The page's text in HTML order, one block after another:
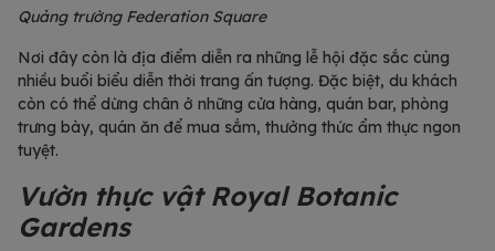
Quảng trường Federation Square
Nơi đây còn là địa điểm diễn ra những lễ hội đặc sắc cùng
nhiều buổi biểu diễn thời trang ấn tượng. Đặc biệt, du khách
còn có thể dừng chân ở những cửa hàng, quán bar, phòng
trưng bày, quán ăn để mua sắm, thưởng thức ẩm thực ngon
tuyệt.
Vườn thực vật Royal Botanic
Gardens